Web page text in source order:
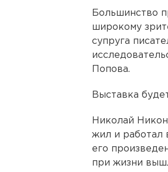
Большинство
широкому
супруга
Попова.
Выставка
Николай
жил и работал
его
при жизни